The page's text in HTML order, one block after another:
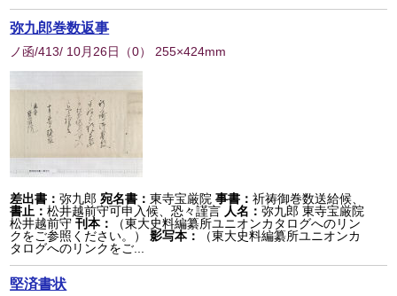
弥九郎巻数返事
ノ函/413/ 10月26日 （0） 255×424mm
差出書：弥九郎 宛名書：東寺宝厳院 事書：祈祷御巻数送給候、
書止：松井越前守可申入候、恐々謹言 人名：弥九郎 東寺宝厳院
松井越前守 刊本：
（東大史料編纂所ユニオンカタログへのリン
クをご参照ください。）
影写本：
（東大史料編纂所ユニオンカ
タログへのリンクをご...
堅済書状